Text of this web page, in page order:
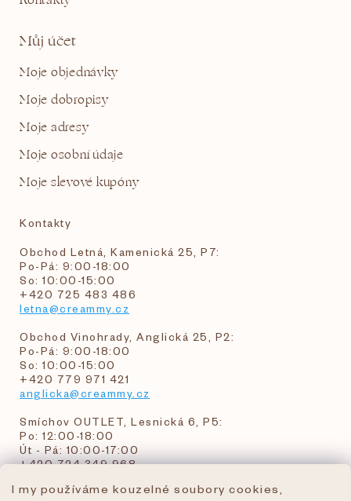
I my používáme kouzelné soubory cookies,
Můj účet
Moje objednávky
Moje dobropisy
Moje adresy
Moje osobní údaje
Moje slevové kupóny
Kontakty
Obchod Letná, Kamenická 25, P7:
Po-Pá: 9:00-18:00
So: 10:00-15:00
+420 725 483 486
letna@creammy.cz
Obchod Vinohrady, Anglická 25, P2:
Po-Pá: 9:00-18:00
So: 10:00-15:00
+420 779 971 421
anglicka@creammy.cz
Smíchov OUTLET, Lesnická 6, P5:
Po: 12:00-18:00
Út - Pá: 10:00-17:00
+420 724 349 968